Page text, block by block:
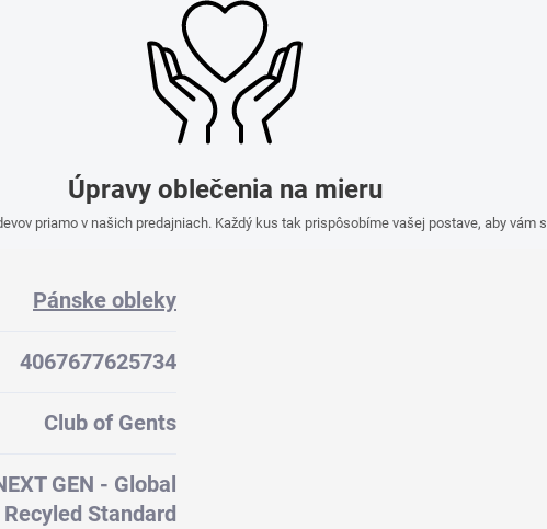
Úpravy oblečenia na mieru
priamo v našich predajniach. Každý kus tak prispôsobíme vašej postave, aby vám
Pánske obleky
4067677625734
Club of Gents
GEN - Global
Recyled Standard